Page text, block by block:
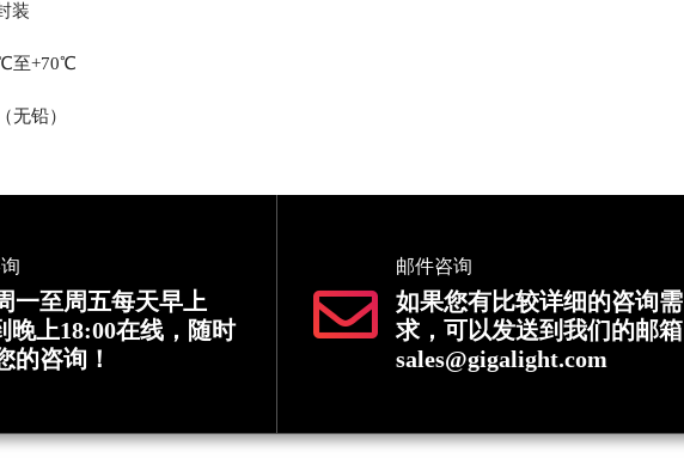
装
至+70℃
无铅）
一至周五每天早上
晚上18:00在线，随时
的咨询！
邮件咨询
如果您有比较详细的咨询需
求，可以发送到我们的邮箱
sales@gigalight.com